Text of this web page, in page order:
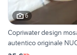
6
Copriwater design
autentico originale